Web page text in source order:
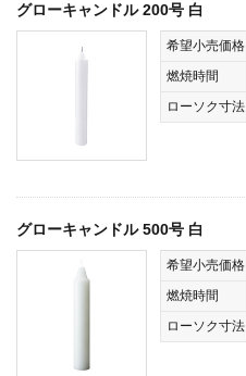
グローキャンドル 200号 白
希望小売価格
燃焼時間
ローソク寸法
グローキャンドル 500号 白
希望小売価格
燃焼時間
ローソク寸法